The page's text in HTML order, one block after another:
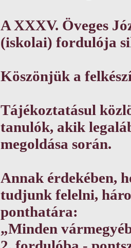
A XXXV. Öveges
(iskolai) fordulója
Köszönjük a
Tájékoztatásul
tanulók, akik
megoldása során.
Annak érdekében,
tudjunk felelni,
ponthatára:
„Minden